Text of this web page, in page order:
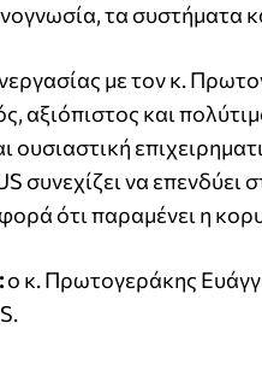
τα συστήματα
με τον κ.
αξιόπιστος και
ουσιαστική
συνεχίζει να
ότι παραμένει η
ο κ. Πρωτογεράκης